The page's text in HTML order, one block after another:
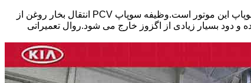
یکی از ایرادات شایع در موتور های تتا ۲ که در خودروهای هیوندای،توسان،سوناتا و اپتیما و اسپورتیج استفاده شده،نشتی سوپاپ PCV در درب سوپاپ این موتور است.وظیفه سوپاپ PCV انتقال بخار روغن از
دود بسیار زیادی از اگزوز خارج می شود.روال تعمیراتی